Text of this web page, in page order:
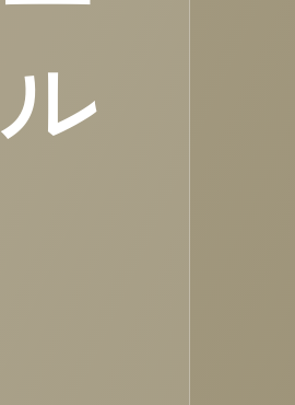
ル